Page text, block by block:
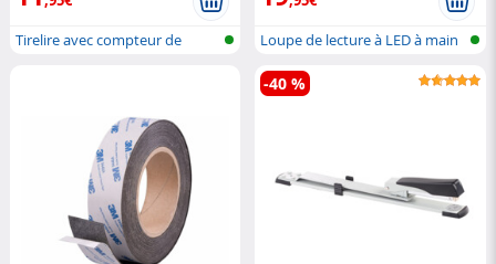
Tirelire avec compteur de
Loupe de lecture à LED à main
-40 %